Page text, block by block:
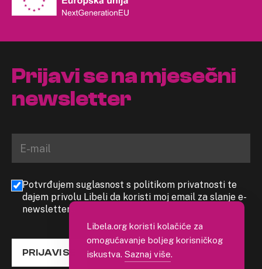
Prijavi se na mjesečni
newsletter
Potvrđujem suglasnost s politikom privatnosti te
dajem privolu Libeli da koristi moj email za slanje e-
newslettera
PRIJAVI SE
Libela.org koristi kolačiće za
omogućavanje boljeg korisničkog
iskustva. Saznaj više.